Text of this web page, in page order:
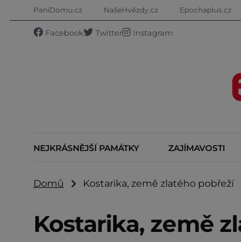
PaníDomu.cz NašeHvězdy.cz Epochaplus.cz
Facebook Twitter Instagram
NEJKRÁSNĚJŠÍ PAMÁTKY ZAJÍMAVOSTI
Domů Kostarika, země zlatého pobřeží
Kostarika, země